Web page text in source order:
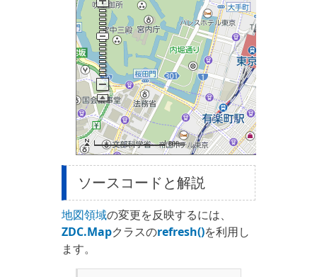
ソースコードと解説
地図領域の変更を反映するには、
ZDC.Mapクラスのrefresh()を利用し
ます。